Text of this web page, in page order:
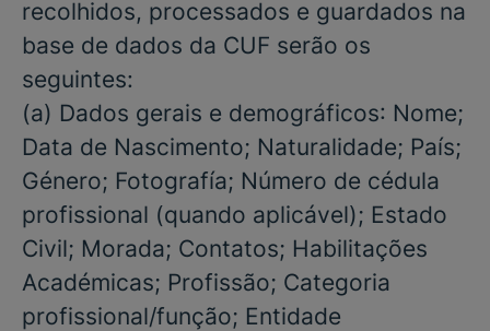
recolhidos, processados e guardados na
base de dados da CUF serão os
seguintes:
(a) Dados gerais e demográficos: Nome;
Data de Nascimento; Naturalidade; País;
Género; Fotografía; Número de cédula
profissional (quando aplicável); Estado
Civil; Morada; Contatos; Habilitações
Académicas; Profissão; Categoria
profissional/função; Entidade